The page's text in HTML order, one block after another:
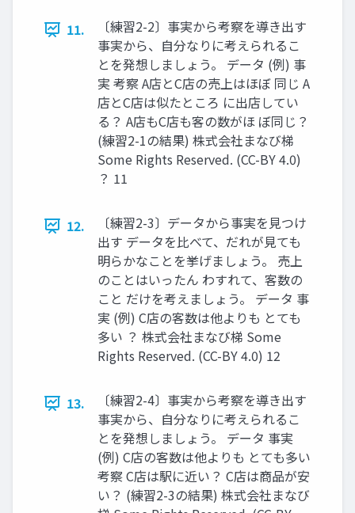
11.
〔練習2-2〕事実から考察を導き出す
事実から、自分なりに考えられるこ
とを発想しましょう。 データ (例) 事
実 考察 A店とC店の売上はほぼ 同じ A
店とC店は似たところ に出店してい
る？ A店もC店も客の数がほ ぼ同じ？
(練習2-1の結果) 株式会社まなび梯
Some Rights Reserved. (CC-BY 4.0)
？ 11
12.
〔練習2-3〕データから事実を見つけ
出す データを比べて、だれが見ても
明らかなことを挙げましょう。 売上
のことはいったん わすれて、客数の
こと だけを考えましょう。 データ 事
実 (例) C店の客数は他よりも とても
多い ？ 株式会社まなび梯 Some
Rights Reserved. (CC-BY 4.0) 12
13.
〔練習2-4〕事実から考察を導き出す
事実から、自分なりに考えられるこ
とを発想しましょう。 データ 事実
(例) C店の客数は他よりも とても多い
考察 C店は駅に近い？ C店は商品が安
い？ (練習2-3の結果) 株式会社まなび